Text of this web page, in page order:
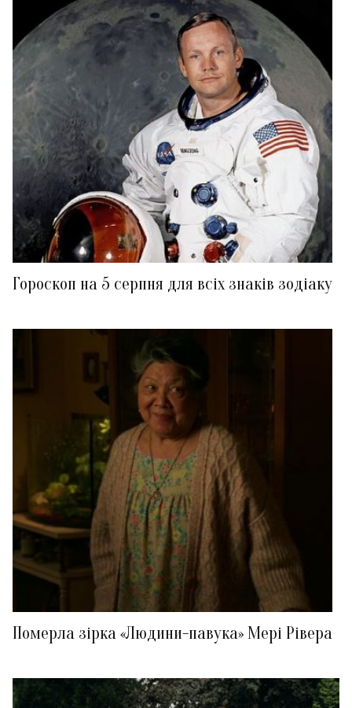
Гороскоп на 5 серпня для всіх знаків зодіаку
Померла зірка «Людини-павука» Мері Рівера